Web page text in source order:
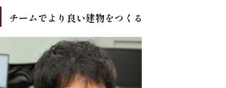
チームでより良い建物をつくる